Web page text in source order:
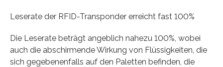
Leserate der RFID-Transponder erreicht fast 100%
Die Leserate beträgt angeblich nahezu 100%, wobei
auch die abschirmende Wirkung von Flüssigkeiten, die
sich gegebenenfalls auf den Paletten befinden, die